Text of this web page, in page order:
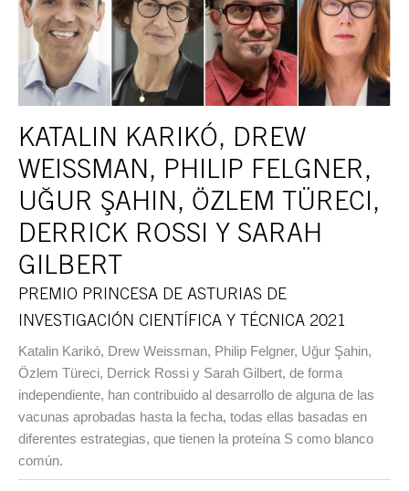
KATALIN KARIKÓ, DREW
WEISSMAN, PHILIP FELGNER,
UĞUR ŞAHIN, ÖZLEM TÜRECI,
DERRICK ROSSI Y SARAH
GILBERT
PREMIO PRINCESA DE ASTURIAS DE
INVESTIGACIÓN CIENTÍFICA Y TÉCNICA 2021
Katalin Karikó, Drew Weissman, Philip Felgner, Uğur Şahin,
Özlem Türeci, Derrick Rossi y Sarah Gilbert, de forma
independiente, han contribuido al desarrollo de alguna de las
vacunas aprobadas hasta la fecha, todas ellas basadas en
diferentes estrategias, que tienen la proteína S como blanco
común.